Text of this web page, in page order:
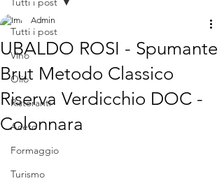
Tutti i post
Vino
Olio
Ristoranti
Aceto
Formaggio
Turismo
UBALDO ROSI - Spumante
Brut Metodo Classico
Riserva Verdicchio DOC -
Colonnara
Admin